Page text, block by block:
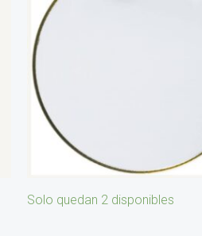
Solo quedan 2 disponibles